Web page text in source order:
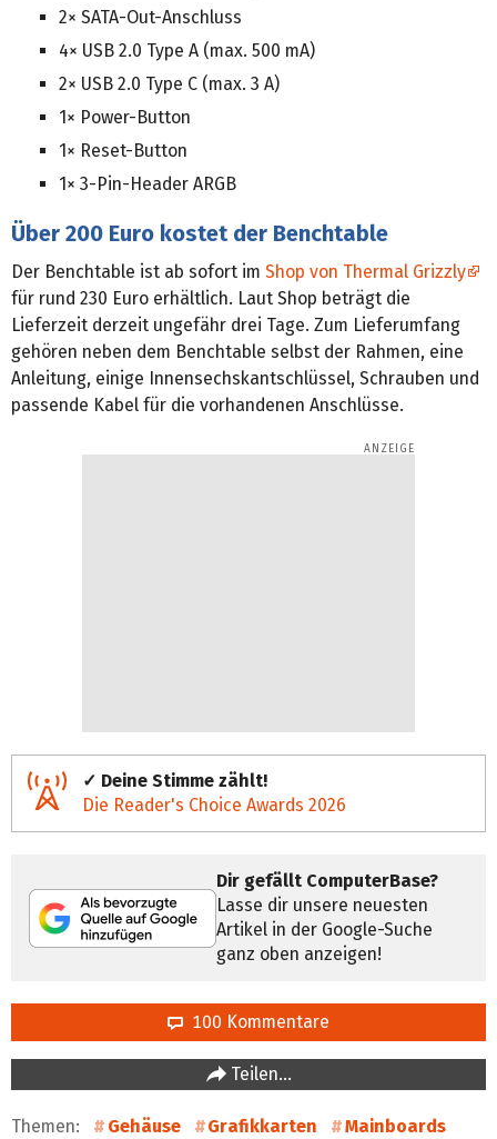
2× SATA-Out-Anschluss
4× USB 2.0 Type A (max. 500 mA)
2× USB 2.0 Type C (max. 3 A)
1× Power-Button
1× Reset-Button
1× 3-Pin-Header ARGB
Über 200 Euro kostet der Benchtable
Der Benchtable ist ab sofort im Shop von Thermal Grizzly
für rund 230 Euro erhältlich. Laut Shop beträgt die
Lieferzeit derzeit ungefähr drei Tage. Zum Lieferumfang
gehören neben dem Benchtable selbst der Rahmen, eine
Anleitung, einige Innensechskantschlüssel, Schrauben und
passende Kabel für die vorhandenen Anschlüsse.
✓ Deine Stimme zählt!
Die Reader's Choice Awards 2026
Dir gefällt ComputerBase?
Lasse dir unsere neuesten
Artikel in der Google-Suche
ganz oben anzeigen!
100 Kommentare
Teilen…
Themen: Gehäuse Grafikkarten
Mainboards